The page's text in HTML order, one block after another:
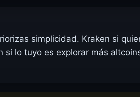
simplicidad. Kraken si
si lo tuyo es explorar más